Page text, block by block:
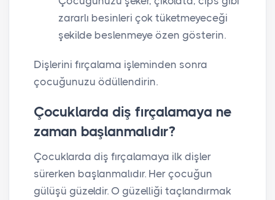
zararlı besinleri çok tüketmeyeceği
şekilde beslenmeye özen gösterin.
Dişlerini fırçalama işleminden sonra
çocuğunuzu ödüllendirin.
Çocuklarda diş fırçalamaya ne
zaman başlanmalıdır?
Çocuklarda diş fırçalamaya ilk dişler
sürerken başlanmalıdır. Her çocuğun
gülüşü güzeldir. O güzelliği taçlandırmak